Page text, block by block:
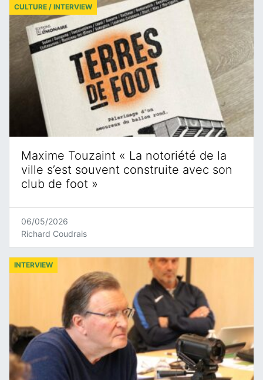
Maxime Touzaint « La notoriété de la
ville s’est souvent construite avec son
club de foot »
CULTURE / INTERVIEW
06/05/2026
Richard Coudrais
INTERVIEW